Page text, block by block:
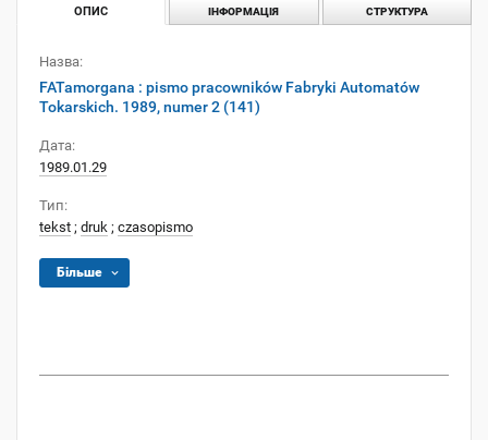
ОПИС ІНФОРМАЦІЯ СТРУКТУРА
Назва:
FATamorgana : pismo pracowników Fabryki Automatów
Tokarskich. 1989, numer 2 (141)
Дата:
1989.01.29
Тип:
tekst ; druk ; czasopismo
Більше